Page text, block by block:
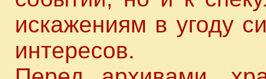
искажениям в угоду
интересов.